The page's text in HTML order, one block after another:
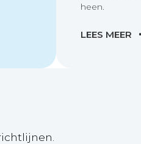
heen.
LEES MEER